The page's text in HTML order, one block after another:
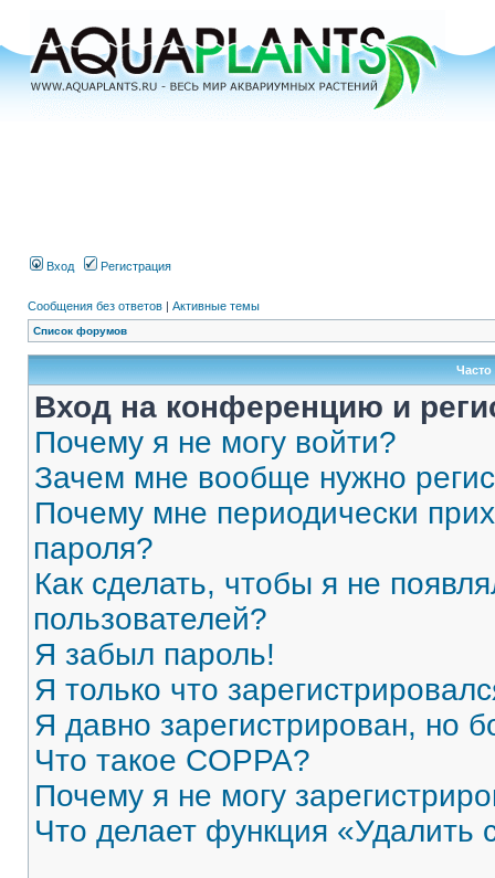
Вход Регистрация
Сообщения без ответов | Активные темы
Список форумов
Вход на конференцию и
Почему я не могу войти?
Зачем мне вообще нужно
Почему мне периодически
пароля?
Как сделать, чтобы я не
пользователей?
Я забыл пароль!
Я только что
Я давно зарегистрирован, но
Что такое COPPA?
Почему я не могу
Что делает функция «Удалить